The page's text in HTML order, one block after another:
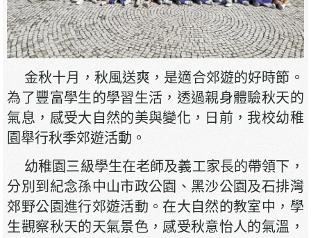
金秋十月，秋風送爽，是適合郊遊的好時節。
為了豐富學生的學習生活，透過親身體驗秋天的
氣息，感受大自然的美與變化，日前，我校幼稚
園舉行秋季郊遊活動。
幼稚園三級學生在老師及義工家長的帶領下，
分別到紀念孫中山市政公園、黑沙公園及石排灣
郊野公園進行郊遊活動。在大自然的教室中，學
生觀察秋天的天氣景色，感受秋意怡人的氣溫，